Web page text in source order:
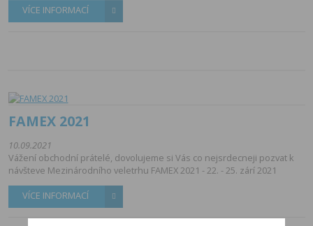
VÍCE INFORMACÍ
FAMEX 2021
10.09.2021
Vážení obchodní prátelé, dovolujeme si Vás co nejsrdecneji pozvat k
návšteve Mezinárodního veletrhu FAMEX 2021 - 22. - 25. zárí 2021
VÍCE INFORMACÍ